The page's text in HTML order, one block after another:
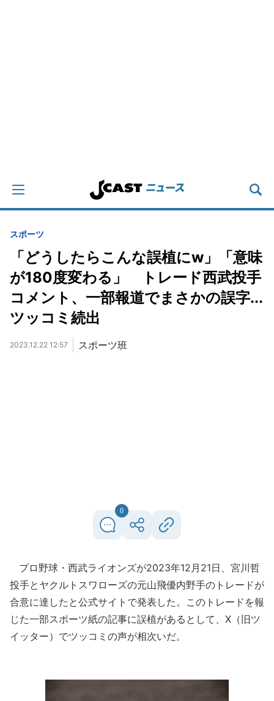
スポーツ
「どうしたらこんな誤植にw」「意味
が180度変わる」 トレード西武投手
コメント、一部報道でまさかの誤字...
ツッコミ続出
2023.12.22 12:57 スポーツ班
0
プロ野球・西武ライオンズが2023年12月21日、宮川哲
投手とヤクルトスワローズの元山飛優内野手のトレードが
合意に達したと公式サイトで発表した。このトレードを報
じた一部スポーツ紙の記事に誤植があるとして、X（旧ツ
イッター）でツッコミの声が相次いだ。